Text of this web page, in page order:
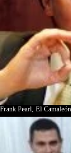
Frank Pearl, El Camaleón